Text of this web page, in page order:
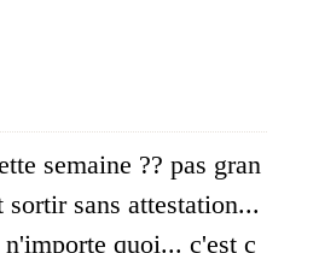
semaine ?? pas gran
sans attestation...
quoi... c'est ç